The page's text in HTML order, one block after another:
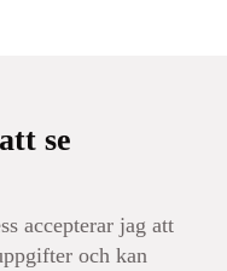
se
accepterar jag att
och kan